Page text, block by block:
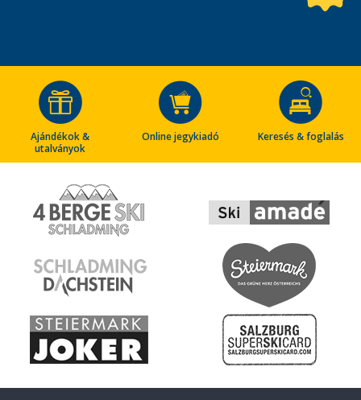
Ajándékok &
utalványok
Online jegykiadó Keresés & foglalás